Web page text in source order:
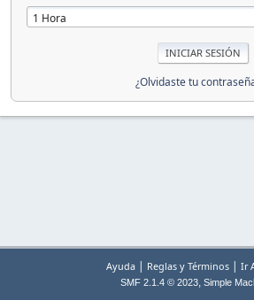
¿Olvidaste tu
Ayuda | Reglas y Términos | Ir
SMF 2.1.4 © 2023, Simple